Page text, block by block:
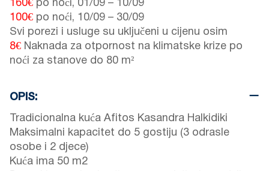
160€ po noći, 01/09 – 10/09
100€ po noći, 10/09 – 30/09
Svi porezi i usluge su uključeni u cijenu osim
8€ Naknada za otpornost na klimatske krize po
noći za stanove do 80 m²
OPIS:
Tradicionalna kuća Afitos Kasandra Halkidiki
Maksimalni kapacitet do 5 gostiju (3 odrasle
osobe i 2 djece)
Kuća ima 50 m2